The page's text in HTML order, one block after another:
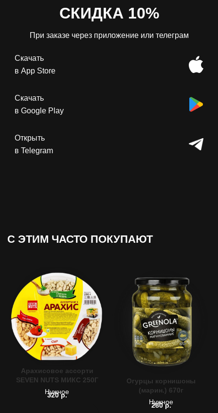
СКИДКА 10%
При заказе через приложение или телеграм
Скачать
в App Store
Скачать
в Google Play
Открыть
в Telegram
С ЭТИМ ЧАСТО ПОКУПАЮТ
Арахисовое ассорти
SEVEN NUTS МИКС 250Г
Нужное
320р.
Огурцы корнишоны
(марин.) 670г
Нужное
280р.